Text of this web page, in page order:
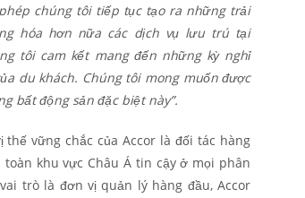
chúng tôi tiếp tục tạo ra những trải
hóa hơn nữa các dịch vụ lưu trú tại
tôi cam kết mang đến những kỳ nghỉ
du khách. Chúng tôi mong muốn được
bất động sản đặc biệt này”.
vững chắc của Accor là đối tác hàng
khu vực Châu Á tin cậy ở mọi phân
trò là đơn vị quản lý hàng đầu, Accor